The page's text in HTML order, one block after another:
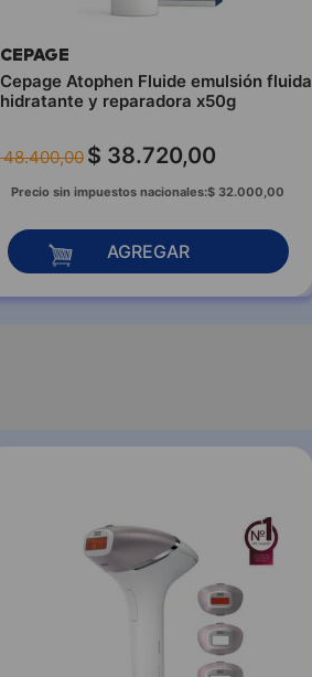
CEPAGE
Cepage Atophen Fluide emulsión fluida
hidratante y reparadora x50g
48.400,00 $ 38.720,00
Precio sin impuestos nacionales:$ 32.000,00
AGREGAR